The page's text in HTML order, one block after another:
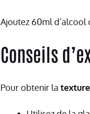
Ajoutez 60ml d’alcool
Conseils
Pour obtenir la